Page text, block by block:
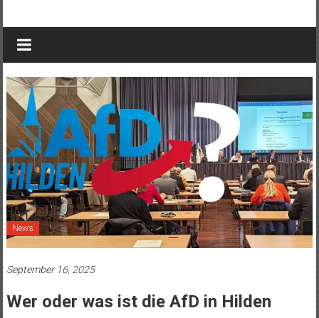
News
September 16, 2025
Wer oder was ist die AfD in Hilden